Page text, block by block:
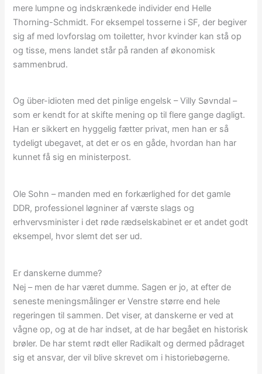
mere lumpne og indskrænkede individer end Helle
Thorning-Schmidt. For eksempel tosserne i SF, der begiver
sig af med lovforslag om toiletter, hvor kvinder kan stå op
og tisse, mens landet står på randen af økonomisk
sammenbrud.
Og über-idioten med det pinlige engelsk – Villy Søvndal –
som er kendt for at skifte mening op til flere gange dagligt.
Han er sikkert en hyggelig fætter privat, men han er så
tydeligt ubegavet, at det er os en gåde, hvordan han har
kunnet få sig en ministerpost.
Ole Sohn – manden med en forkærlighed for det gamle
DDR, professionel løgniner af værste slags og
erhvervsminister i det røde rædselskabinet er et andet godt
eksempel, hvor slemt det ser ud.
Er danskerne dumme?
Nej – men de har været dumme. Sagen er jo, at efter de
seneste meningsmålinger er Venstre større end hele
regeringen til sammen. Det viser, at danskerne er ved at
vågne op, og at de har indset, at de har begået en historisk
brøler. De har stemt rødt eller Radikalt og dermed pådraget
sig et ansvar, der vil blive skrevet om i historiebøgerne.